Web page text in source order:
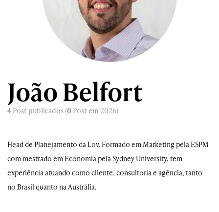
João Belfort
4 Post publicados (0 Post em 2026)
Head de Planejamento da Lov. Formado em Marketing pela ESPM
com mestrado em Economia pela Sydney University, tem
experiência atuando como cliente, consultoria e agência, tanto
no Brasil quanto na Austrália.